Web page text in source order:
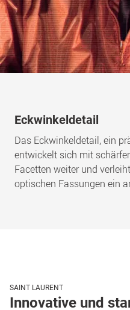
Eckwinkeldetail
Das Eckwinkeldetail, ein
entwickelt sich mit
Facetten weiter und
optischen Fassungen ein
SAINT LAURENT
Innovative und